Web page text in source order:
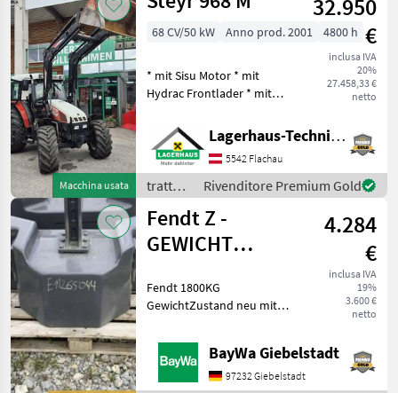
Macchina usata
32.950
€
inclusa IVA
20%
27.458,33 €
netto
68 CV/50 kW Anno prod. 2001 4800 h
* mit Sisu Motor * mit
Hydrac Frontlader * mit
1, 4 m * 4 gebrauchten
Schneeketten Wir bitten
telefonisch oder per Mail
Ihren Be
Lagerhaus-Technik Flachau
5542 Flachau
trattori
/ Steyr
Rivenditore Premium Gold
Fendt Z -
GEWICHT
4.284
€
inclusa IVA
19%
3.600 €
netto
Fendt 1800KG
GewichtZustand neu mit
Rückfragen stehen wir
Ihnen gerne zur Verfügung.
trattori Altri trattori
BayWa Giebelstadt
97232 Giebelstadt